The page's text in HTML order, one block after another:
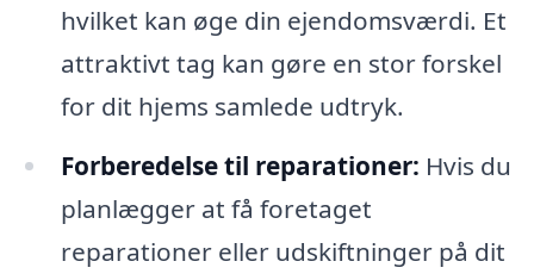
hvilket kan øge din ejendomsværdi. Et
attraktivt tag kan gøre en stor forskel
for dit hjems samlede udtryk.
Forberedelse til reparationer: Hvis du
planlægger at få foretaget
reparationer eller udskiftninger på dit